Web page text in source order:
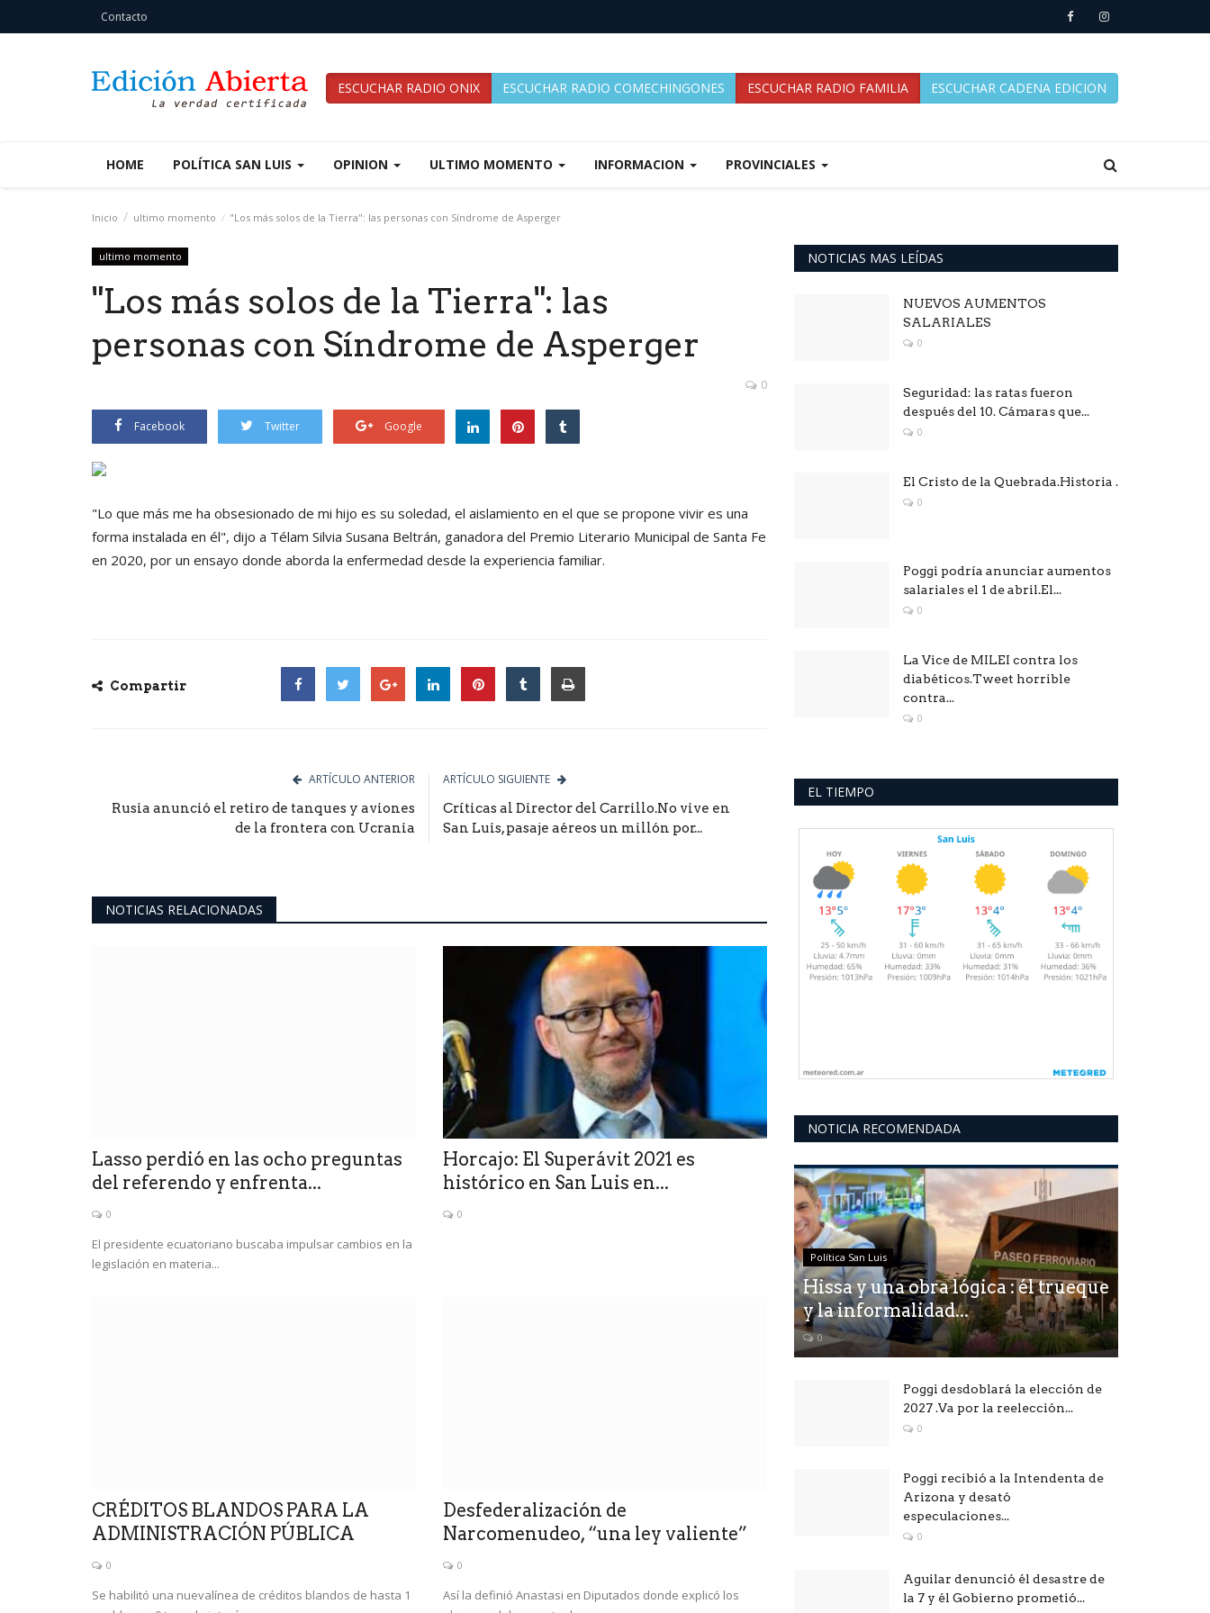
Contacto
ESCUCHAR RADIO ONIX ESCUCHAR RADIO COMECHINGONES ESCUCHAR RADIO FAMILIA ESCUCHAR CADENA EDICION
HOME POLÍTICA SAN LUIS OPINION ULTIMO MOMENTO INFORMACION PROVINCIALES
Inicio ultimo momento "Los más solos de la Tierra": las personas con Síndrome de Asperger
ultimo momento
"Los más solos de la Tierra": las
personas con Síndrome de Asperger
0
Facebook Twitter Google
"Lo que más me ha obsesionado de mi hijo es su soledad, el aislamiento en el que se propone vivir es una
forma instalada en él", dijo a Télam Silvia Susana Beltrán, ganadora del Premio Literario Municipal de Santa Fe
en 2020, por un ensayo donde aborda la enfermedad desde la experiencia familiar.
Compartir
ARTÍCULO ANTERIOR
Rusia anunció el retiro de tanques y aviones
de la frontera con Ucrania
ARTÍCULO SIGUIENTE
Críticas al Director del Carrillo.No vive en
San Luis, pasaje aéreos un millón por...
NOTICIAS RELACIONADAS
Lasso perdió en las ocho preguntas
del referendo y enfrenta...
0
El presidente ecuatoriano buscaba impulsar cambios en la
legislación en materia...
Horcajo: El Superávit 2021 es
histórico en San Luis en...
0
CRÉDITOS BLANDOS PARA LA
ADMINISTRACIÓN PÚBLICA
0
Se habilitó una nuevalínea de créditos blandos de hasta 1
Desfederalización de
Narcomenudeo, “una ley valiente”
0
Así la definió Anastasi en Diputados donde explicó los
NOTICIAS MAS LEÍDAS
NUEVOS AUMENTOS
SALARIALES
0
Seguridad: las ratas fueron
después del 10. Cámaras que...
0
El Cristo de la Quebrada.Historia .
0
Poggi podría anunciar aumentos
salariales el 1 de abril.El...
0
La Vice de MILEI contra los
diabéticos.Tweet horrible
contra...
0
EL TIEMPO
NOTICIA RECOMENDADA
Política San Luis
Hissa y una obra lógica : él trueque
y la informalidad...
0
Poggi desdoblará la elección de
2027 .Va por la reelección...
0
Poggi recibió a la Intendenta de
Arizona y desató
especulaciones...
0
Aguilar denunció él desastre de
la 7 y él Gobierno prometió...